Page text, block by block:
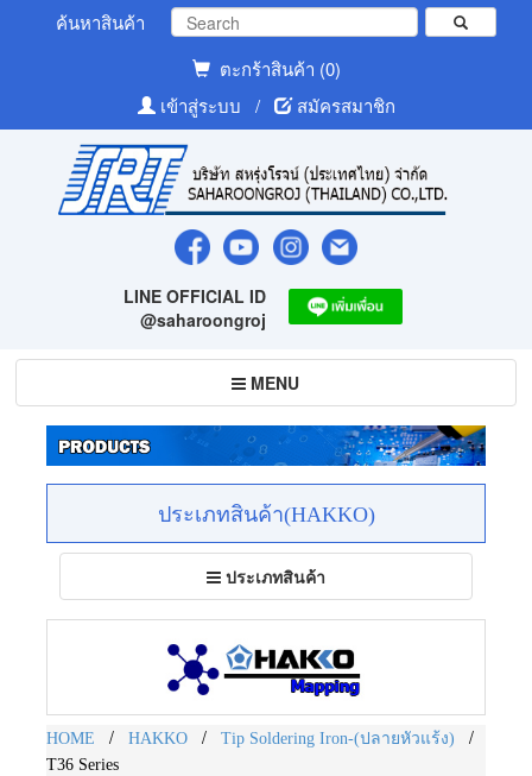
ค้นหาสินค้า
ตะกร้าสินค้า (0)
เข้าสู่ระบบ
/ สมัครสมาชิก
LINE OFFICIAL ID
@saharoongroj
Toggle
navigation
MENU
ประเภทสินค้า(HAKKO)
Toggle
navigation
ประเภทสินค้า
HOME / HAKKO / Tip Soldering Iron-(ปลายหัวแร้ง) /
T36 Series